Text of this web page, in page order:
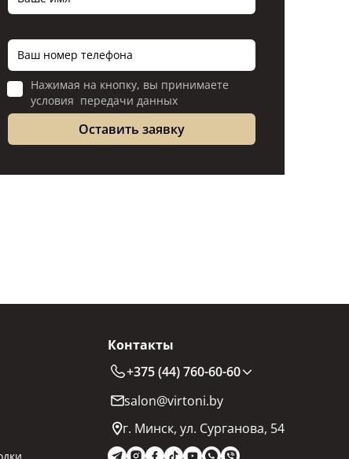
Нажимая на кнопку, вы принимаете
условия передачи данных
Контакты
+375 (44) 760-60-60
salon@virtoni.by
г. Минск, ул. Сурганова, 54